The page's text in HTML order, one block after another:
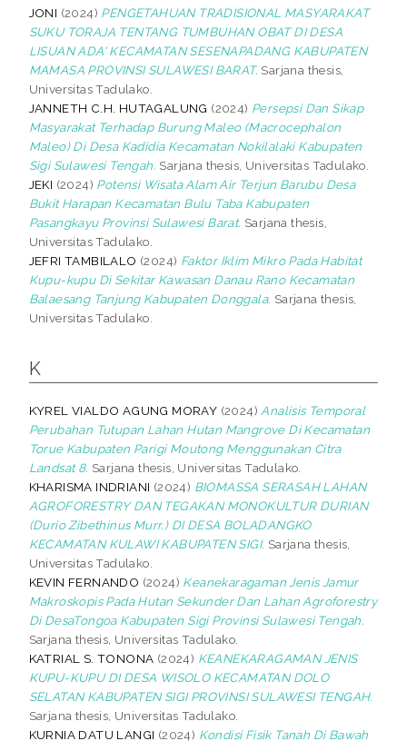
JONI (2024) PENGETAHUAN TRADISIONAL MASYARAKAT
SUKU TORAJA TENTANG TUMBUHAN OBAT DI DESA
LISUAN ADA' KECAMATAN SESENAPADANG KABUPATEN
MAMASA PROVINSI SULAWESI BARAT. Sarjana thesis,
Universitas Tadulako.
JANNETH C.H. HUTAGALUNG (2024) Persepsi Dan Sikap
Masyarakat Terhadap Burung Maleo (Macrocephalon
Maleo) Di Desa Kadidia Kecamatan Nokilalaki Kabupaten
Sigi Sulawesi Tengah. Sarjana thesis, Universitas Tadulako.
JEKI (2024) Potensi Wisata Alam Air Terjun Barubu Desa
Bukit Harapan Kecamatan Bulu Taba Kabupaten
Pasangkayu Provinsi Sulawesi Barat. Sarjana thesis,
Universitas Tadulako.
JEFRI TAMBILALO (2024) Faktor Iklim Mikro Pada Habitat
Kupu-kupu Di Sekitar Kawasan Danau Rano Kecamatan
Balaesang Tanjung Kabupaten Donggala. Sarjana thesis,
Universitas Tadulako.
K
KYREL VIALDO AGUNG MORAY (2024) Analisis Temporal
Perubahan Tutupan Lahan Hutan Mangrove Di Kecamatan
Torue Kabupaten Parigi Moutong Menggunakan Citra
Landsat 8. Sarjana thesis, Universitas Tadulako.
KHARISMA INDRIANI (2024) BIOMASSA SERASAH LAHAN
AGROFORESTRY DAN TEGAKAN MONOKULTUR DURIAN
(Durio Zibethinus Murr.) DI DESA BOLADANGKO
KECAMATAN KULAWI KABUPATEN SIGI. Sarjana thesis,
Universitas Tadulako.
KEVIN FERNANDO (2024) Keanekaragaman Jenis Jamur
Makroskopis Pada Hutan Sekunder Dan Lahan Agroforestry
Di DesaTongoa Kabupaten Sigi Provinsi Sulawesi Tengah.
Sarjana thesis, Universitas Tadulako.
KATRIAL S. TONONA (2024) KEANEKARAGAMAN JENIS
KUPU-KUPU DI DESA WISOLO KECAMATAN DOLO
SELATAN KABUPATEN SIGI PROVINSI SULAWESI TENGAH.
Sarjana thesis, Universitas Tadulako.
KURNIA DATU LANGI (2024) Kondisi Fisik Tanah Di Bawah